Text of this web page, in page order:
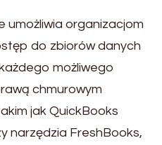
umożliwia organizacjom
do zbiorów danych
możliwego
chmurowym
jak QuickBooks
narzędzia FreshBooks,